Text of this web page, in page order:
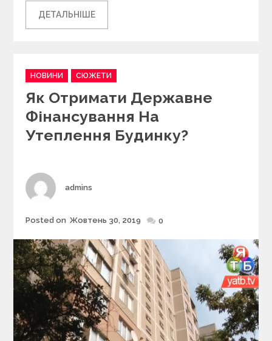
ДЕТАЛЬНІШЕ
C
a
t
e
g
o
s
НОВИНИ СЮЖЕТИ
Як Отримати Державне
Фінансування На
Утеплення Будинку?
Author
admins
Posted
Posted on Жовтень 30, 2019 0